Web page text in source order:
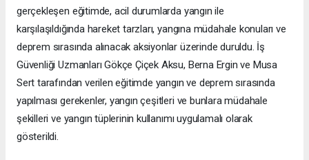
gerçekleşen eğitimde, acil durumlarda yangın ile
karşılaşıldığında hareket tarzları, yangına müdahale konuları ve
deprem sırasında alınacak aksiyonlar üzerinde duruldu. İş
Güvenliği Uzmanları Gökçe Çiçek Aksu, Berna Ergin ve Musa
Sert tarafından verilen eğitimde yangın ve deprem sırasında
yapılması gerekenler, yangın çeşitleri ve bunlara müdahale
şekilleri ve yangın tüplerinin kullanımı uygulamalı olarak
gösterildi.